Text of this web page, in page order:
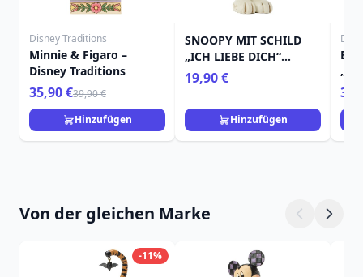
Disney Traditions
Minnie & Figaro –
Disney Traditions
35,90 €39,90 €
Hinzufügen
SNOOPY MIT SCHILD
„ICH LIEBE DICH“
MINIFIGUR – PEANUTS
19,90 €
Hinzufügen
Von der gleichen Marke
-11%